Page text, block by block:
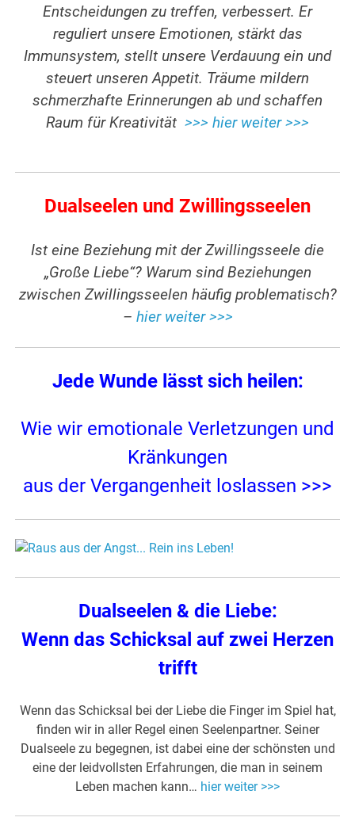
Entscheidungen zu treffen, verbessert. Er
reguliert unsere Emotionen, stärkt das
Immunsystem, stellt unsere Verdauung ein und
steuert unseren Appetit. Träume mildern
schmerzhafte Erinnerungen ab und schaffen
Raum für Kreativität >>> hier weiter >>>
Dualseelen und Zwillingsseelen
Ist eine Beziehung mit der Zwillingsseele die
„Große Liebe“? Warum sind Beziehungen
zwischen Zwillingsseelen häufig problematisch?
– hier weiter >>>
Jede Wunde lässt sich heilen:
Wie wir emotionale Verletzungen und
Kränkungen
aus der Vergangenheit loslassen >>>
Dualseelen & die Liebe:
Wenn das Schicksal auf zwei Herzen
trifft
Wenn das Schicksal bei der Liebe die Finger im Spiel hat,
finden wir in aller Regel einen Seelenpartner. Seiner
Dualseele zu begegnen, ist dabei eine der schönsten und
eine der leidvollsten Erfahrungen, die man in seinem
Leben machen kann… hier weiter >>>